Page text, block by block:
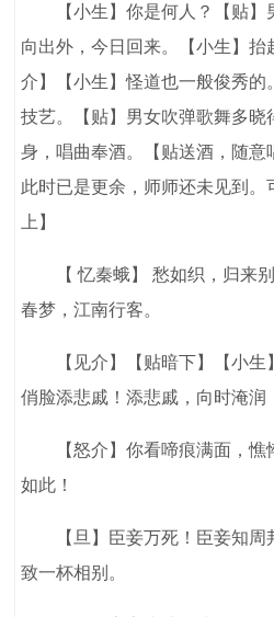
【小生】你是何人？【贴】
向出外，今日回来。【小生】抬
介】【小生】怪道也一般俊秀的
技艺。【贴】男女吹弹歌舞多晓
身，唱曲奉酒。【贴送酒，随意
此时已是更余，师师还未见到。
上】
【 忆秦蛾】 愁如织，归来别
春梦，江南行客。
【见介】【贴暗下】【小生
俏脸添悲戚！添悲戚，向时淹润
【怒介】你看啼痕满面，憔
如此！
【旦】臣妾万死！臣妾知周
致一杯相别。